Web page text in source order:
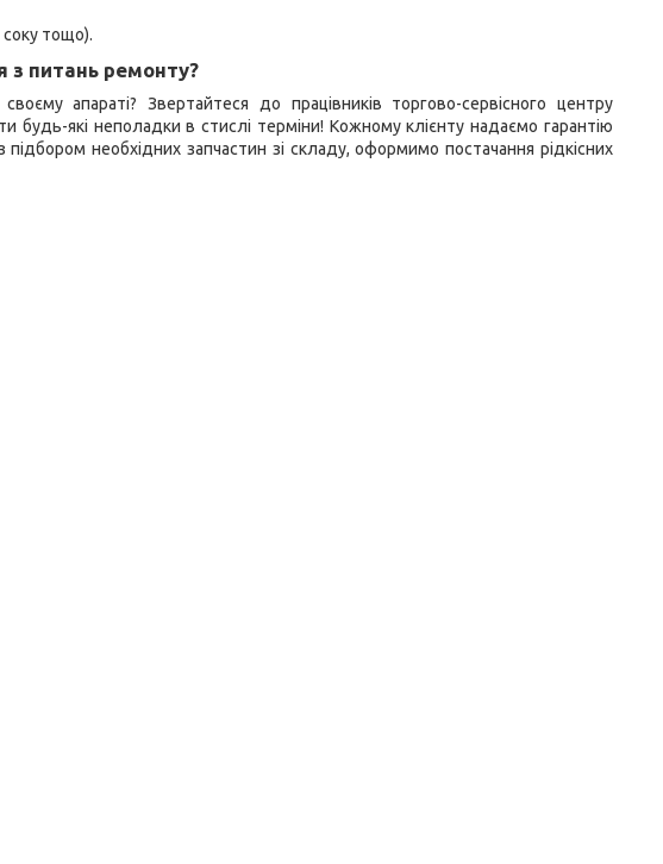
соку тощо).
з питань ремонту?
апараті? Звертайтеся до працівників торгово-сервісного центру
будь-які неполадки в стислі терміни! Кожному клієнту надаємо гарантію
необхідних запчастин зі складу, оформимо постачання рідкісних